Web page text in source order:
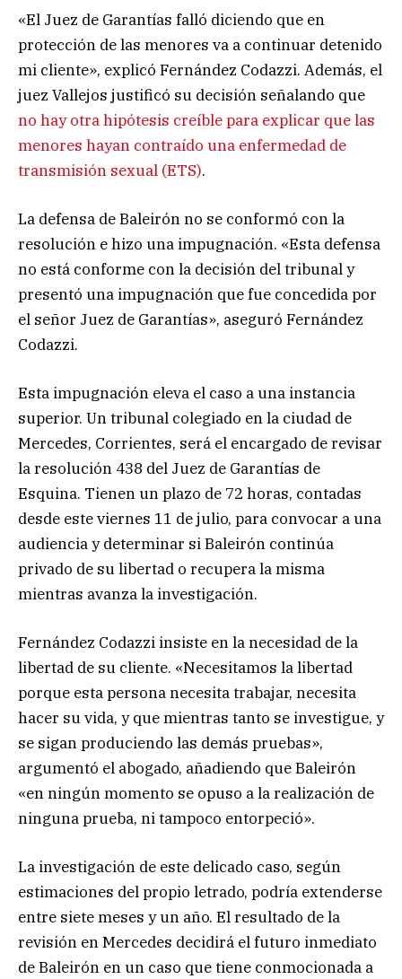
«El Juez de Garantías falló diciendo que en
protección de las menores va a continuar detenido
mi cliente», explicó Fernández Codazzi. Además, el
juez Vallejos justificó su decisión señalando que
no hay otra hipótesis creíble para explicar que las
menores hayan contraído una enfermedad de
transmisión sexual (ETS).
La defensa de Baleirón no se conformó con la
resolución e hizo una impugnación. «Esta defensa
no está conforme con la decisión del tribunal y
presentó una impugnación que fue concedida por
el señor Juez de Garantías», aseguró Fernández
Codazzi.
Esta impugnación eleva el caso a una instancia
superior. Un tribunal colegiado en la ciudad de
Mercedes, Corrientes, será el encargado de revisar
la resolución 438 del Juez de Garantías de
Esquina. Tienen un plazo de 72 horas, contadas
desde este viernes 11 de julio, para convocar a una
audiencia y determinar si Baleirón continúa
privado de su libertad o recupera la misma
mientras avanza la investigación.
Fernández Codazzi insiste en la necesidad de la
libertad de su cliente. «Necesitamos la libertad
porque esta persona necesita trabajar, necesita
hacer su vida, y que mientras tanto se investigue, y
se sigan produciendo las demás pruebas»,
argumentó el abogado, añadiendo que Baleirón
«en ningún momento se opuso a la realización de
ninguna prueba, ni tampoco entorpeció».
La investigación de este delicado caso, según
estimaciones del propio letrado, podría extenderse
entre siete meses y un año. El resultado de la
revisión en Mercedes decidirá el futuro inmediato
de Baleirón en un caso que tiene conmocionada a